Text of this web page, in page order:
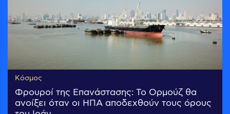
Κόσμος
Φρουροί της Επανάστασης: Το Ορμούζ θα
ανοίξει όταν οι ΗΠΑ αποδεχθούν τους όρους